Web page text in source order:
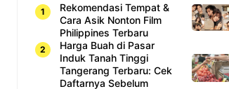
Rekomendasi Tempat &
Cara Asik Nonton Film
Philippines Terbaru
Harga Buah di Pasar
Induk Tanah Tinggi
Tangerang Terbaru: Cek
Daftarnya Sebelum